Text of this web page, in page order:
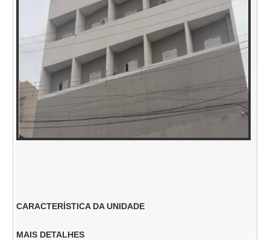
CARACTERÍSTICA DA UNIDADE
MAIS DETALHES